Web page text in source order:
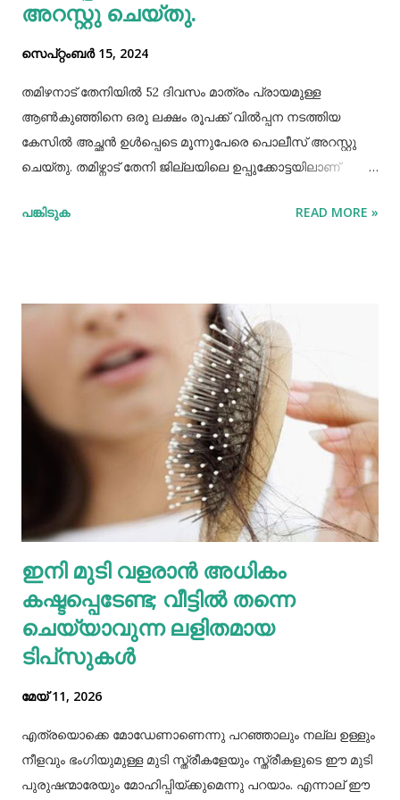
അറസ്റ്റു ചെയ്തു.
സെപ്റ്റംബർ 15, 2024
തമിഴനാട് തേനിയില്‍ 52 ദിവസം മാത്രം പ്രായമുള്ള
ആണ്‍കുഞ്ഞിനെ ഒരു ലക്ഷം രൂപക്ക് വില്‍പ്പന നടത്തിയ
കേസില്‍ അച്ഛൻ ഉള്‍പ്പെടെ മൂന്നുപേരെ പൊലീസ് അറസ്റ്റു
ചെയ്തു. തമിഴ്നാട് തേനി ജില്ലയിലെ ഉപ്പുക്കോട്ടയിലാണ്
സ്വദേശികളായ ദമ്ബതികളുമാണ് അറസ്റ്റിലായത്. തേനി
സമയവും മദ്യലഹരിയിലും. തന്‍റെ കുഞ്ഞിനെ ഒരു ലക്ഷം
രൂപക്ക് വില്‍പ്പന നടത്തിയതായി അച്ഛൻ
മദ്യലഹരിയിലിരിക്കെ സമീപവാസികളിലൊരാളോട് പറഞ്ഞു.
ഇതോടെയാണ് വിവരം പുറത്തറിഞ്ഞത്. തുടർന്ന്
അയല്‍വാസി പൊലീസിലും ചൈല്‍ഡ് ലൈനിലും വിവരം
അറിയിക്കുകയായിരുന്നു. പൊലീസെത്തി അച്ഛനെയും
അമ്മയെയും മുത്തശ്ശിയെയും ചോദ്യം ചെയ്തു.
മധുരയിലുള്ള ബന്ധുവിന് കുട്ടികളില്ലാത്തതിനാല്‍
വളർത്താൻ ഏല്‍പ്പിച്ചുവെന്നാണ് അച്ഛൻ പൊലീസിനോട്
ആദ്യം പറഞ്ഞത്. പോലീസ് മധുരയിലെത്തി പരിശോധന
നടത്തിയെങ്കിലും കുഞ്ഞ് അവിടെയില്ലെന്ന് കണ്ടെത്തി.
തുടർന്ന് അച്ഛനെ വീണ്ടും വിശദമായി ചോദ്യം ചെയ്തു.
തുടർന്ന് നടത...
പങ്കിടുക READ MORE »
ഇനി മുടി വളരാൻ അധികം
കഷ്ടപ്പെടേണ്ട; വീട്ടിൽ തന്നെ
ചെയ്യാവുന്ന ലളിതമായ
ടിപ്‌സുകൾ
മേയ് 11, 2026
എത്രയൊക്കെ മോഡേണാണെന്നു പറഞ്ഞാലും നല്ല ഉള്ളും
നീളവും ഭംഗിയുമുള്ള മുടി സ്ത്രീകളേയും സ്ത്രീകളുടെ ഈ മുടി
പുരുഷന്മാരേയും മോഹിപ്പിയ്ക്കുമെന്നു പറയാം. എന്നാല് ഈ